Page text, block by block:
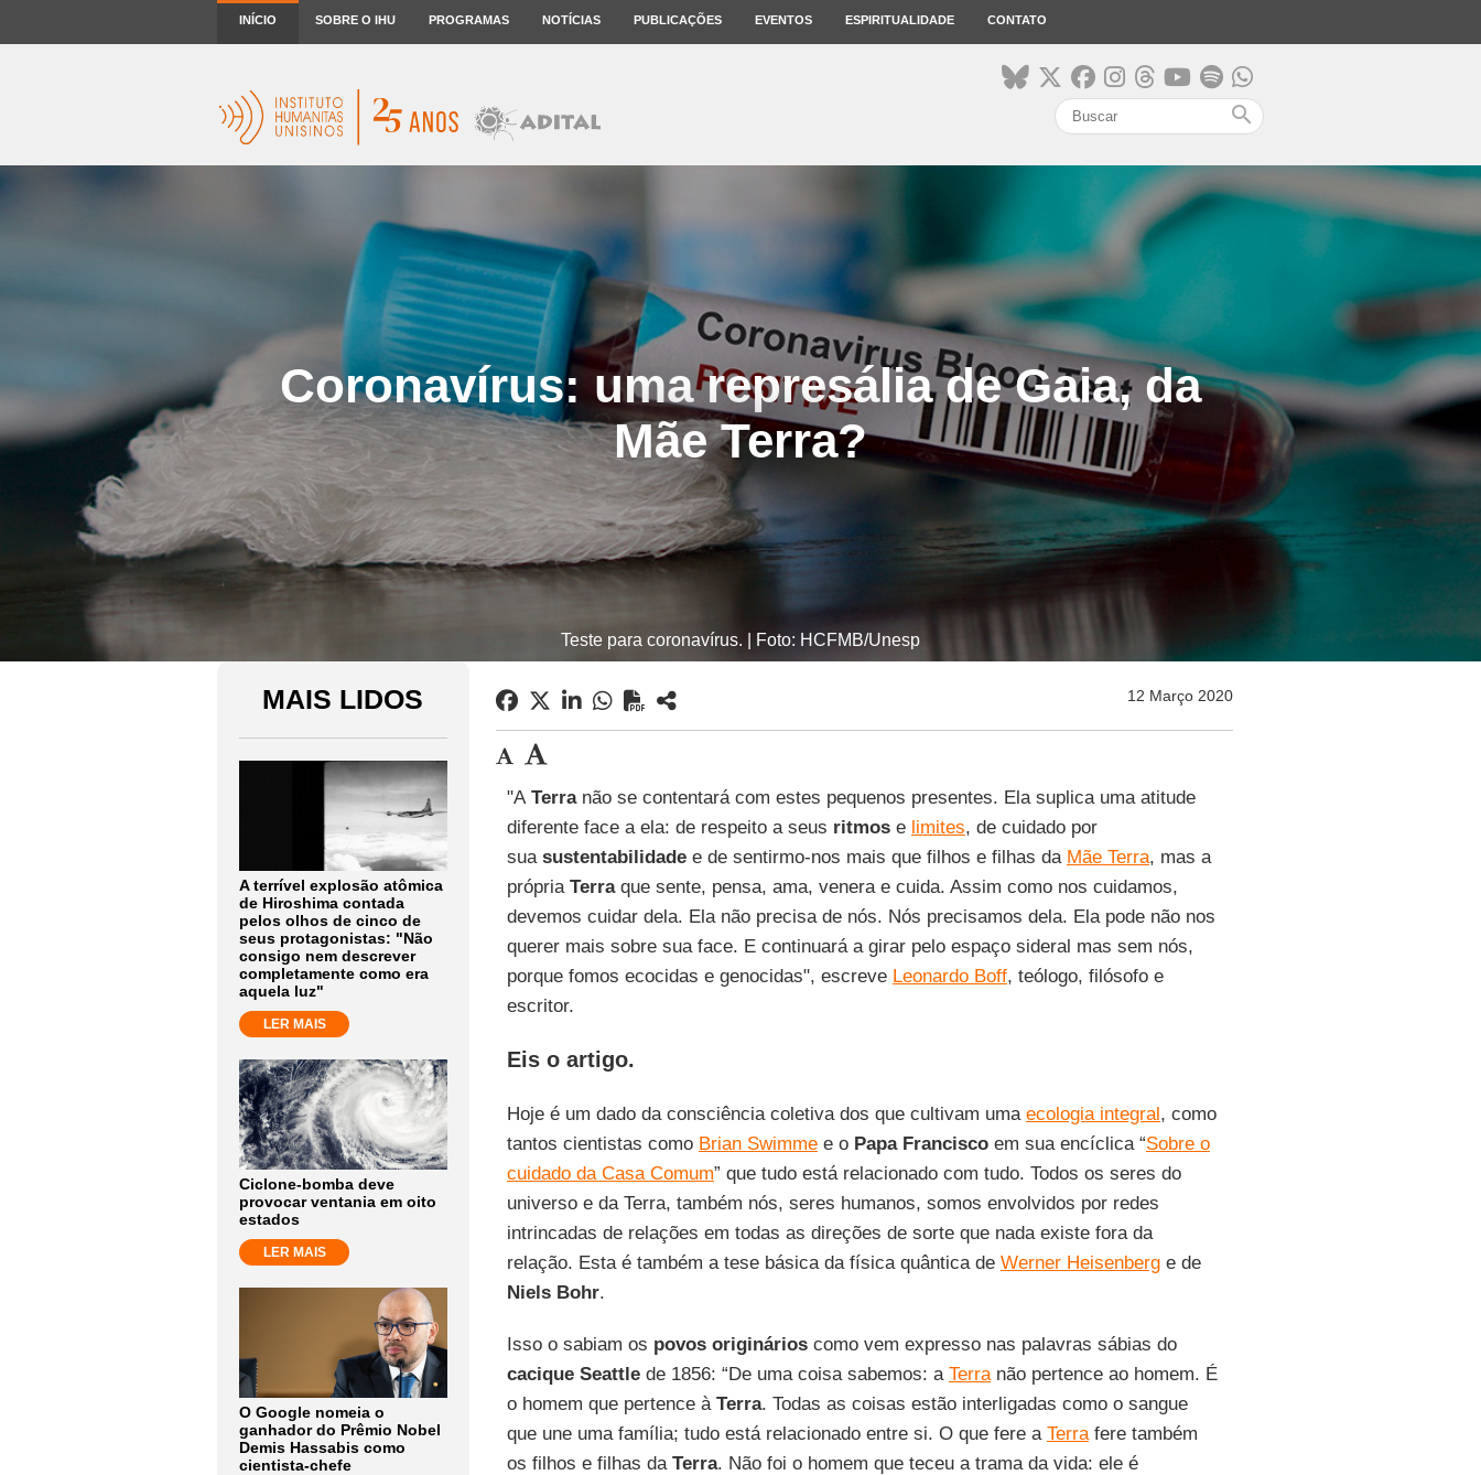
INÍCIO SOBRE O IHU PROGRAMAS NOTÍCIAS PUBLICAÇÕES EVENTOS ESPIRITUALIDADE CONTATO
search
Coronavírus: uma represália de Gaia, da
Mãe Terra?
Teste para coronavírus. | Foto: HCFMB/Unesp
MAIS LIDOS
A terrível explosão atômica
de Hiroshima contada
pelos olhos de cinco de
seus protagonistas: "Não
consigo nem descrever
completamente como era
aquela luz"
LER MAIS
Ciclone-bomba deve
provocar ventania em oito
estados
LER MAIS
O Google nomeia o
ganhador do Prêmio Nobel
Demis Hassabis como
cientista-chefe
12 Março 2020
"A Terranão se contentará com estes pequenos presentes. Ela suplica uma atitude
diferente face a ela: de respeito a seus ritmose limites, de cuidado por
sua sustentabilidadee de sentirmo-nos mais que filhos e filhas da Mãe Terra, mas a
própria Terraque sente, pensa, ama, venera e cuida. Assim como nos cuidamos,
devemos cuidar dela. Ela não precisa de nós. Nós precisamos dela. Ela pode não nos
querer mais sobre sua face. E continuará a girar pelo espaço sideral mas sem nós,
porque fomos ecocidas e genocidas", escreve Leonardo Boff, teólogo, filósofo e
escritor.
Eis o artigo.
Hoje é um dado da consciência coletiva dos que cultivam uma ecologia integral, como
tantos cientistas como Brian Swimmee o Papa Franciscoem sua encíclica “Sobre o
cuidado da Casa Comum” que tudo está relacionado com tudo. Todos os seres do
universo e da Terra, também nós, seres humanos, somos envolvidos por redes
intrincadas de relações em todas as direções de sorte que nada existe fora da
relação. Esta é também a tese básica da física quântica de Werner Heisenberge de
Niels Bohr.
Isso o sabiam os povos originárioscomo vem expresso nas palavras sábias do
cacique Seattlede 1856: “De uma coisa sabemos: a Terranão pertence ao homem. É
o homem que pertence à Terra. Todas as coisas estão interligadas como o sangue
que une uma família; tudo está relacionado entre si. O que fere a Terrafere também
os filhos e filhas da Terra. Não foi o homem que teceu a trama da vida: ele é